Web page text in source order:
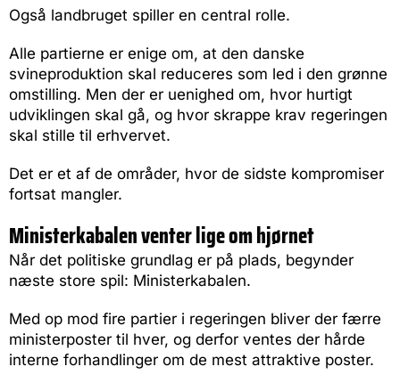
Også landbruget spiller en central rolle.
Alle partierne er enige om, at den danske
svineproduktion skal reduceres som led i den grønne
omstilling. Men der er uenighed om, hvor hurtigt
udviklingen skal gå, og hvor skrappe krav regeringen
skal stille til erhvervet.
Det er et af de områder, hvor de sidste kompromiser
fortsat mangler.
Ministerkabalen venter lige om hjørnet
Når det politiske grundlag er på plads, begynder
næste store spil: Ministerkabalen.
Med op mod fire partier i regeringen bliver der færre
ministerposter til hver, og derfor ventes der hårde
interne forhandlinger om de mest attraktive poster.